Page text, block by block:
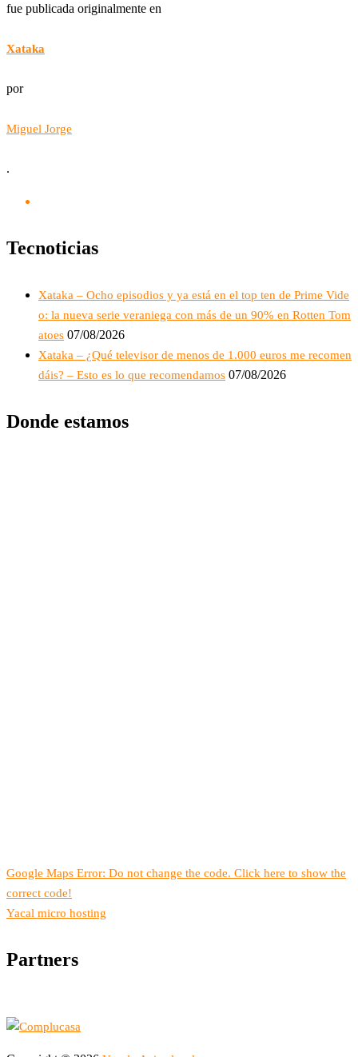
fue publicada originalmente en
Xataka
por
Miguel Jorge
.
Tecnoticias
Xataka – Ocho episodios y ya está en el top ten de Prime Vide
o: la nueva serie veraniega con más de un 90% en Rotten Tom
atoes 07/08/2026
Xataka – ¿Qué televisor de menos de 1.000 euros me recomen
dáis? – Esto es lo que recomendamos 07/08/2026
Donde estamos
Google Maps Error: Do not change the code. Click here to show the
correct code!
Yacal micro hosting
Partners